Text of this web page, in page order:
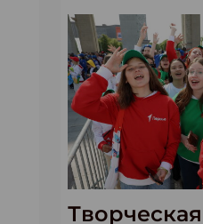
Творческая